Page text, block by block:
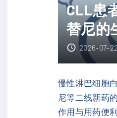
群
联
合
阿
西
利
延
CLL患
替尼的
2026-07-22
慢性淋巴细胞
尼等二线新药
作用与用药便